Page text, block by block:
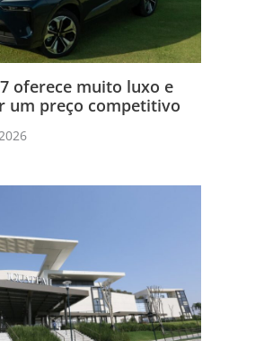
oferece muito luxo e
um preço competitivo